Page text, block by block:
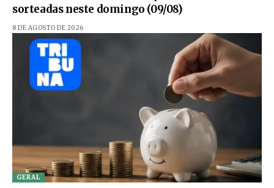
sorteadas neste domingo (09/08)
8 DE AGOSTO DE 2026
GERAL